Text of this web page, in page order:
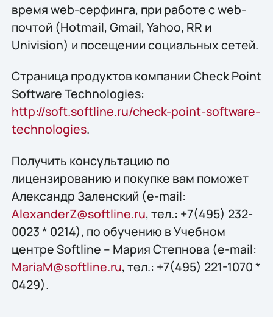
время web-серфинга, при работе с web-
почтой (Hotmail, Gmail, Yahoo, RR и
Univision) и посещении социальных сетей.
Страница продуктов компании Check Point
Software Technologies:
http://soft.softline.ru/check-point-software-
technologies.
Получить конcультацию по
лицензированию и покупке вам поможет
Александр Заленский (e-mail:
AlexanderZ@softline.ru, тел.: +7(495) 232-
0023 * 0214), по обучению в Учебном
центре Softline – Мария Степнова (e-mail:
MariaM@softline.ru, тел.: +7(495) 221-1070 *
0429).